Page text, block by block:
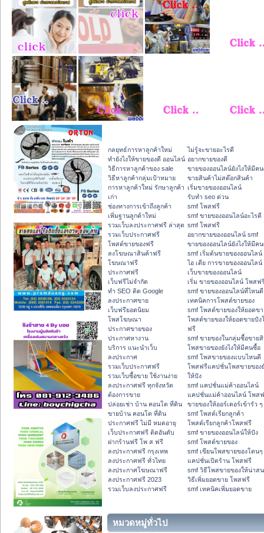
กลยุทธ์การหาลูกค้าใหม่
ทํายังไงให้ขายของดี ออนไลน์
วิธีการหาลูกค้าของ sale
วิธีหาลูกค้ากลุ่มเป้าหมาย
การหาลูกค้าใหม่ รักษาลูกค้า
เก่า
ช่องทางการเข้าถึงลูกค้า
เพิ่มฐานลูกค้าใหม่
รวมเว็บลงประกาศฟรี ล่าสุด
รวมเว็บประกาศฟรี
โพสต์ขายของฟรี
ลงโฆษณาสินค้าฟรี
โฆษณาฟรี
ประกาศฟรี
เว็บฟรีไม่จำกัด
ทำ SEO ติด Google
ลงประกาศขาย
เว็บฟรียอดนิยม
โพสโฆษณา
ประกาศขายของ
ประกาศหางาน
บริการ แนะนำเว็บ
ลงประกาศ
รวมเว็บประกาศฟรี
รวมเว็บซื้อขาย ใช้งานง่าย
ลงประกาศฟรี ทุกจังหวัด
ต้องการขาย
ปล่อยเช่า บ้าน คอนโด ที่ดิน
ขายบ้าน คอนโด ที่ดิน
ประกาศฟรี ไม่มี หมดอายุ
เว็บประกาศฟรี ติดอันดับ
ฝากร้านฟรี โพ ส ฟรี
ลงประกาศฟรี กรุงเทพ
ลงประกาศฟรี ทั่วไทย
ลงประกาศโฆษณาฟรี
ลงประกาศฟรี 2023
รวมเว็บลงประกาศฟรี
ไม่รู้จะขายอะไรดี
อยากขายของดี
ขายของออนไลน์ยังไงให้มีค
ขายสินค้าไม่สต๊อกสินค้า
เริ่มขายของออนไลน์
รับทำ seo ด่วน
smf โพสฟรี
smf ขายของออนไลน์อะไรดี
smf โพสฟรี
อยากขายของออนไลน์ smf
ขายของออนไลน์ยังไงให้มีค
smf เริ่มต้นขายของออนไลน์
ไอ เดีย การขายของออนไลน์
เว็บขายของออนไลน์
เริ่ม ขายของออนไลน์ โพสฟ
smf ขายของออนไลน์ที่ไหนดี
เทคนิคการโพสต์ขายของ
smf โพสต์ขายของให้ยอดข
โพสต์ขายของให้ยอดขายปัง
ฟรี
smf ขายของในกลุ่มซื้อขาย
โพสขายของยังไงให้มีคนซื้อ
smf โพสขายของแบบไหนดี
โพสฟรีแคปชั่นโพสขายของยั
ให้ปัง
smf แคปชั่นแม่ค้าออนไลน์
แคปชั่นแม่ค้าออนไลน์ โพส
ขายของให้ออร์เดอร์เข้ารัว ๆ
smf โพสต์เรียกลูกค้า
โพสต์เรียกลูกค้าโพสฟรี
smf ขายของออนไลน์ให้ปัง
smf โพสต์ขายของ
smf เขียนโพสขายของโดนๆ
แคปชั่นเปิดร้าน โพสฟรี
smf วิธีโพสขายของให้น่าส
วิธีเพิ่มยอดขาย โพสฟรี
smf เทคนิคเพิ่มยอดขาย
หมวดหมู่ทั่วไป